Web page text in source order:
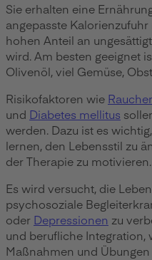
Sie erhalten eine
angepasste
hohen Anteil an
wird. Am besten geeignet
Olivenöl, viel Gemüse,
Risikofaktoren wie
und Diabetes mellitus
werden. Dazu ist es
lernen, den Lebensstil zu
der Therapie zu motivieren.
Es wird versucht, die
psychosoziale
oder Depressionen zu
und berufliche Integration,
Maßnahmen und